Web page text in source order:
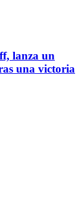
lanza un
una victoria